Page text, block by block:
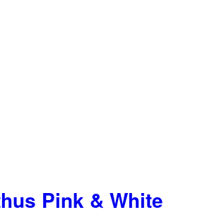
Pink & White